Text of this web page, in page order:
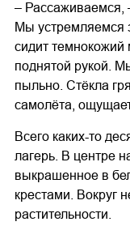
– Рассаживаемся,
Мы устремляемся
сидит темнокожий
поднятой рукой.
пыльно. Стёкла
самолёта,
Всего каких-то
лагерь. В центре
выкрашенное в
крестами. Вокруг
растительности.